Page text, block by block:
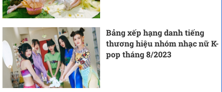
Bảng xếp hạng danh tiếng
thương hiệu nhóm nhạc nữ K-
pop tháng 8/2023